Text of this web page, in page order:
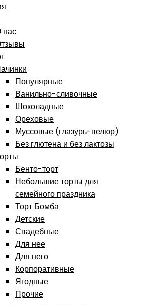
нас
Популярные
Ванильно-сливочные
Шоколадные
Ореховые
Муссовые (глазурь-велюр)
Без глютена и без лактозы
Бенто-торт
Небольшие торты для
семейного праздника
Торт Бомба
Детские
Свадебные
Для нее
Для него
Корпоративные
Ягодные
Прочие